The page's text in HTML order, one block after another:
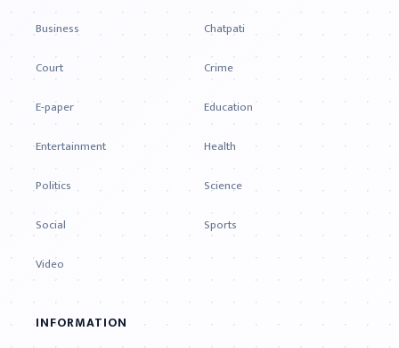
Business
Chatpati
Court
Crime
E-paper
Education
Entertainment
Health
Politics
Science
Social
Sports
Video
INFORMATION